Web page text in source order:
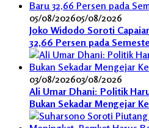
05/08/202605/08/2026
Joko Widodo Soroti
32,66 Persen pada
03/08/202603/08/2026
Ali Umar Dhani: Politik
Bukan Sekadar Mengejar